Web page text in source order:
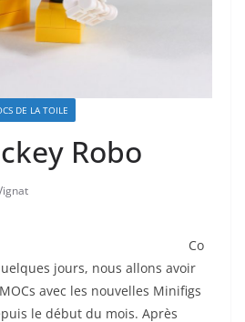
DE LA TOILE
Robo
Co
jours, nous allons avoir
avec les nouvelles Minifigs
le début du mois. Après